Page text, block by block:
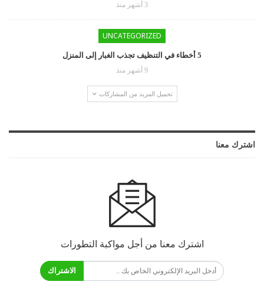
3 أشهر منذ
UNCATEGORIZED
5 أخطاء في التنظيف تجذب الغبار إلى المنزل
9 أشهر منذ
تحميل المزيد من المشاركات
اشترك معنا
اشترك معنا من أجل مواكبة التطورات
الاشتراك